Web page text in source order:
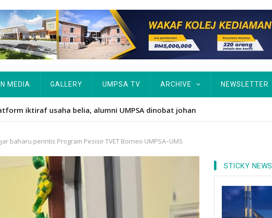
IN MEDIA GALLERY UMPSA TV ARCHIVE NEWSLETTER
iktiraf usaha belia, alumni UMPSA dinobat johan
baharu perintis Program Pesisir TVET Borneo UMPSA–UMS
STICKY NEWS